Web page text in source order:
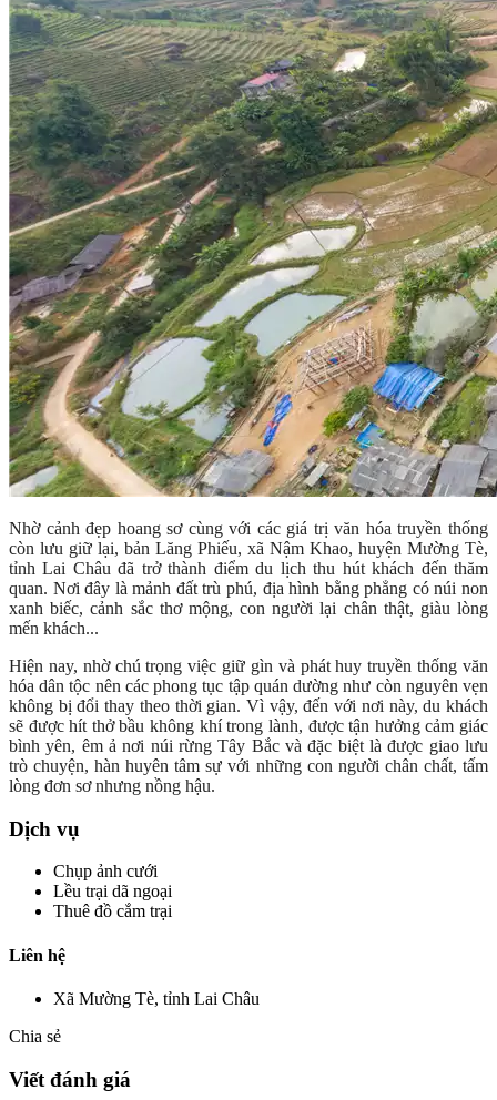
Nhờ cảnh đẹp hoang sơ cùng với các giá trị văn hóa truyền thống
còn lưu giữ lại, bản Lăng Phiếu, xã Nậm Khao, huyện Mường Tè,
tỉnh Lai Châu đã trở thành điểm du lịch thu hút khách đến thăm
quan. Nơi đây là mảnh đất trù phú, địa hình bằng phẳng có núi non
xanh biếc, cảnh sắc thơ mộng, con người lại chân thật, giàu lòng
mến khách...
Hiện nay, nhờ chú trọng việc giữ gìn và phát huy truyền thống văn
hóa dân tộc nên các phong tục tập quán dường như còn nguyên vẹn
không bị đổi thay theo thời gian. Vì vậy, đến với nơi này, du khách
sẽ được hít thở bầu không khí trong lành, được tận hưởng cảm giác
bình yên, êm ả nơi núi rừng Tây Bắc và đặc biệt là được giao lưu
trò chuyện, hàn huyên tâm sự với những con người chân chất, tấm
lòng đơn sơ nhưng nồng hậu.
Dịch vụ
Chụp ảnh cưới
Lều trại dã ngoại
Thuê đồ cắm trại
Liên hệ
Xã Mường Tè, tỉnh Lai Châu
Chia sẻ
Viết đánh giá